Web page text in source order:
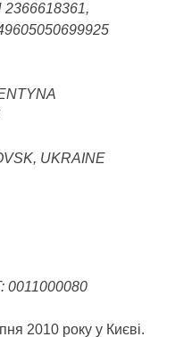
2366618361,
UKRAINE
0011000080
2010 року у Києві.